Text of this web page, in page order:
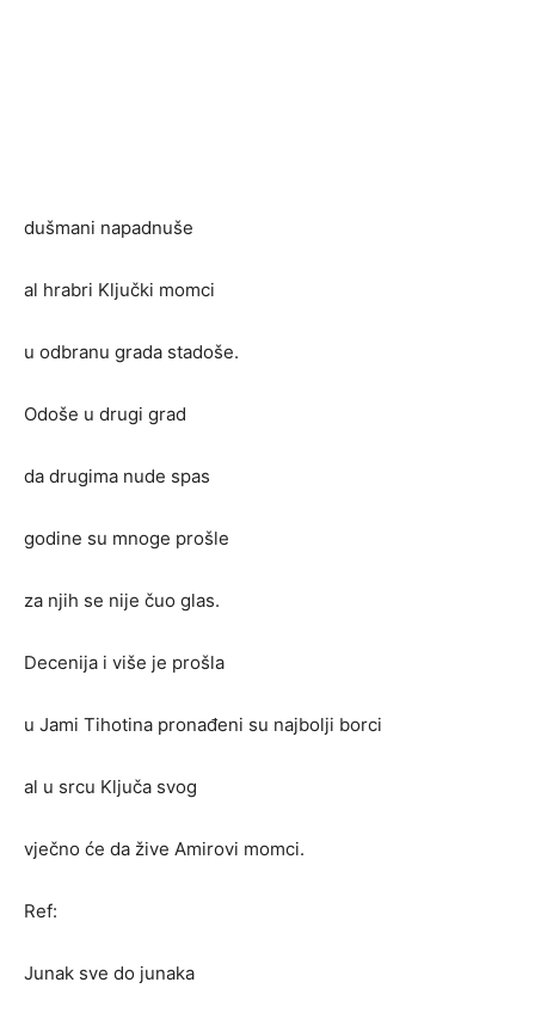
dušmani napadnuše
al hrabri Ključki momci
u odbranu grada stadoše.
Odoše u drugi grad
da drugima nude spas
godine su mnoge prošle
za njih se nije čuo glas.
Decenija i više je prošla
u Jami Tihotina pronađeni su najbolji borci
al u srcu Ključa svog
vječno će da žive Amirovi momci.
Ref:
Junak sve do junaka